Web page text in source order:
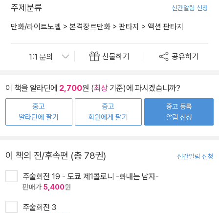
주제분류 신간알림 신청
만화/라이트노벨 > 본격장르만화 > 판타지 > 액션 판타지
선물하기 공유하기
이 책을 알라딘에 2,700원 (최상기준)에 파시겠습니까?
중고
알라딘에 팔기
중고
회원에게 팔기
중고 등록
알림 신청
이 책의 전/후속편 (총 78권) 신간알림 신청
주술회전 19 - 도쿄 제1콜로니 -화내는 남자-
판매가 5,400원
주술회전 3